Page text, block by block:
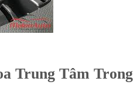
Trung Tâm